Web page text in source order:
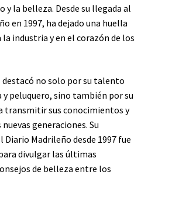
y la belleza. Desde su llegada al
en 1997, ha dejado una huella
industria y en el corazón de los
destacó no solo por su talento
peluquero, sino también por su
transmitir sus conocimientos y
generaciones. Su
Diario Madrileño desde 1997 fue
divulgar las últimas
de belleza entre los